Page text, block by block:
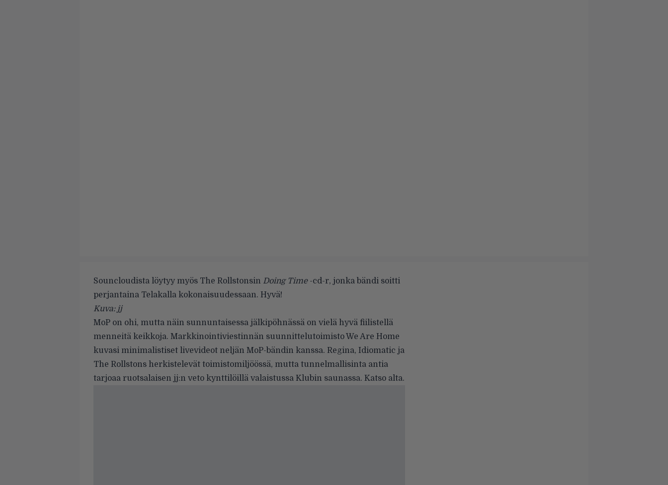
Souncloudista löytyy myös The Rollstonsin Doing Time-cd-r, jonka bändi soitti
perjantaina Telakalla kokonaisuudessaan. Hyvä!
Kuva: jj
MoP on ohi, mutta näin sunnuntaisessa jälkipöhnässä on vielä hyvä fiilistellä
menneitä keikkoja. Markkinointiviestinnän suunnittelutoimistoWe Are Home
kuvasi minimalistiset livevideot neljän MoP-bändin kanssa. Regina, Idiomatic ja
The Rollstons herkistelevät toimistomiljöössä, mutta tunnelmallisinta antia
tarjoaa ruotsalaisen jj:n veto kynttilöillä valaistussa Klubin saunassa. Katso alta.